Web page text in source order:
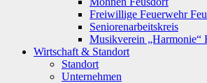
Freiwillige Feuerwehr
Seniorenarbeitskreis
Musikverein „Harmonie“
Wirtschaft & Standort
Standort
Unternehmen